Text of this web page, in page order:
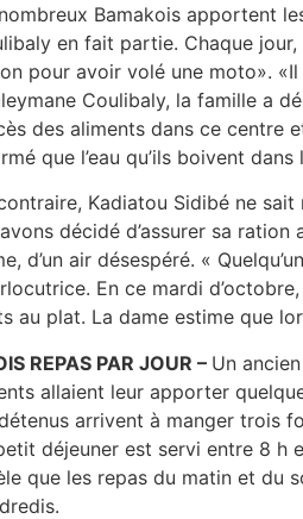
Bamakois apportent
en fait partie. Chaque
pour avoir volé une moto».
Coulibaly, la famille a
des aliments dans ce
que l’eau qu’ils boivent
Kadiatou Sidibé ne
décidé d’assurer sa
d’un air désespéré. «
En ce mardi
au plat. La dame estime que
REPAS PAR JOUR – Un
allaient leur apporter
arrivent à manger trois
déjeuner est servi entre 8 h
que les repas du matin et du